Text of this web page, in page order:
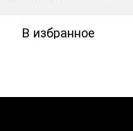
В избранное